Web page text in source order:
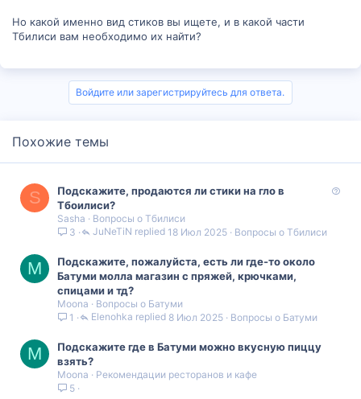
Но какой именно вид стиков вы ищете, и в какой части
Тбилиси вам необходимо их найти?
Войдите или зарегистрируйтесь для ответа.
Похожие темы
S
Подскажите, продаются ли стики на гло в
Тбоилиси?
Sasha
Вопросы о Тбилиси
3
Вопросы о Тбилиси
18 Июл 2025
JuNeTiN
M
Подскажите, пожалуйста, есть ли где-то около
Батуми молла магазин с пряжей, крючками,
спицами и тд?
Moona
Вопросы о Батуми
1
Вопросы о Батуми
8 Июл 2025
Elenohka
M
Подскажите где в Батуми можно вкусную пиццу
взять?
Moona
Рекомендации ресторанов и кафе
5